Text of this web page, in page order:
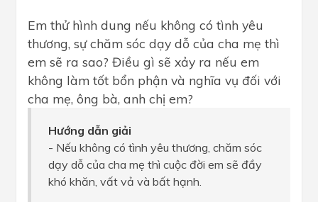
Em thử hình dung nếu không có tình yêu
thương, sự chăm sóc dạy dỗ của cha mẹ thì
em sẽ ra sao? Điều gì sẽ xảy ra nếu em
không làm tốt bổn phận và nghĩa vụ đối với
cha mẹ, ông bà, anh chị em?
Hướng dẫn giải
- Nếu không có tình yêu thương, chăm sóc
dạy dỗ của cha mẹ thì cuộc đời em sẽ đầy
khó khăn, vất vả và bất hạnh.